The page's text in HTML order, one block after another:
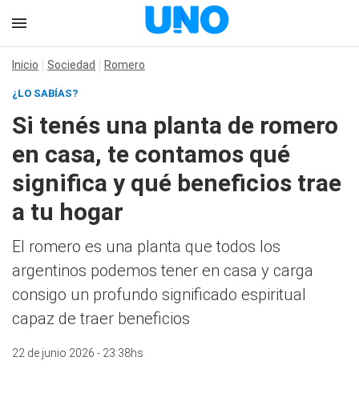
Inicio Sociedad Romero
¿LO SABÍAS?
Si tenés una planta de romero
en casa, te contamos qué
significa y qué beneficios trae
a tu hogar
El romero es una planta que todos los
argentinos podemos tener en casa y carga
consigo un profundo significado espiritual
capaz de traer beneficios
22 de junio 2026 - 23:38hs